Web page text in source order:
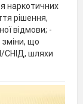
наркотичних
рішення,
відмови; -
зміни, що
СНІД, шляхи